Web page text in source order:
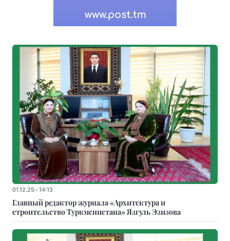
01.12.25 - 14:13
Главный редактор журнала «Архитектура и
строительство Туркменистана» Язгуль Эзизова